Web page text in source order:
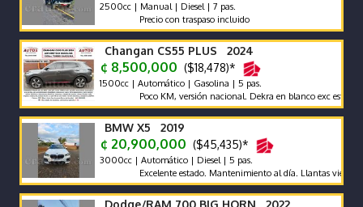
2500cc | Manual | Diesel | 7 pas.
Precio con traspaso incluido
Changan CS55 PLUS 2024
¢ 8,500,000 ($18,478)*
1500cc | Automático | Gasolina | 5 pas.
Poco KM, versión nacional. Dekra en blanco exc estado
BMW X5 2019
¢ 20,900,000 ($45,435)*
3000cc | Automático | Diesel | 5 pas.
Excelente estado. Mantenimiento al día. Llantas vientiuno
Dodge/RAM 700 BIG HORN 2022